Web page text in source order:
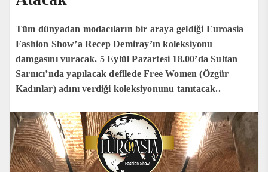
Tüm dünyadan modacıların bir araya geldiği Euroasia
Fashion Show’a Recep Demiray’ın koleksiyonu
damgasını vuracak. 5 Eylül Pazartesi 18.00’da Sultan
Sarnıcı’nda yapılacak defilede Free Women (Özgür
Kadınlar) adını verdiği koleksiyonunu tanıtacak..